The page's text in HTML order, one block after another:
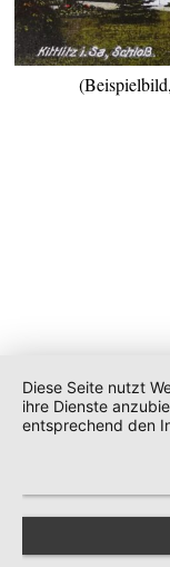
Diese Seite nutzt
ihre Dienste
entsprechend den